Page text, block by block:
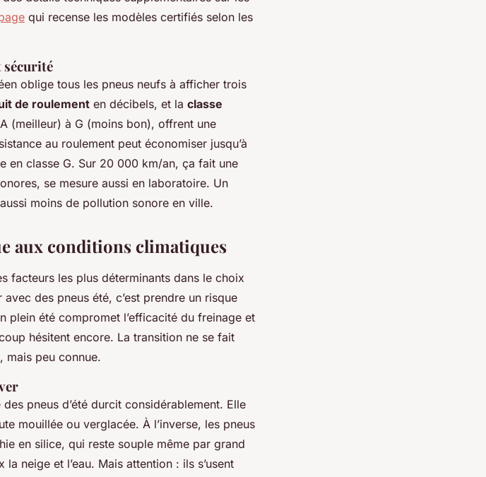
qui recense les modèles certifiés selon les
sécurité
oblige tous les pneus neufs à afficher trois
de roulement en décibels, et la classe
(meilleur) à G (moins bon), offrent une
au roulement peut économiser jusqu’à
en classe G. Sur 20 000 km/an, ça fait une
se mesure aussi en laboratoire. Un
moins de pollution sonore en ville.
aux conditions climatiques
facteurs les plus déterminants dans le choix
des pneus été, c’est prendre un risque
plein été compromet l’efficacité du freinage et
hésitent encore. La transition ne se fait
mais peu connue.
pneus d’été durcit considérablement. Elle
mouillée ou verglacée. À l’inverse, les pneus
en silice, qui reste souple même par grand
neige et l’eau. Mais attention : ils s’usent